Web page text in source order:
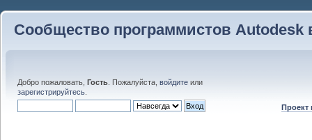
Сообщество программистов Autodesk
Добро пожаловать, Гость . Пожалуйста, войдите или
зарегистрируйтесь
Проект